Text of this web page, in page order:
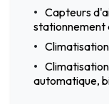
Capteurs
stationnement
Climatisation
Climatisation
automatique,